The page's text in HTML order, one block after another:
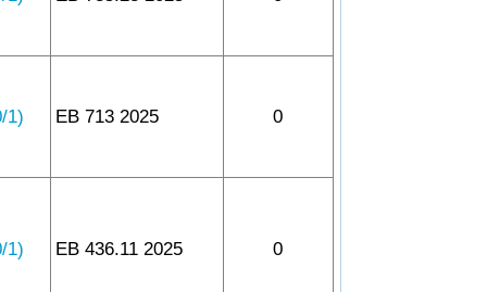
1) EB 713 2025 0
1) EB 436.11 2025 0